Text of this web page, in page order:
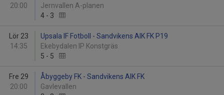
20:00
Jernvallen A-planen
4 - 3
Lör 23
14:35
Upsala IF Fotboll - Sandvikens AIK FK P19
Ekebydalen IP Konstgräs
5 - 5
Fre 29
20:00
Åbyggeby FK - Sandvikens AIK FK
Gavlevallen